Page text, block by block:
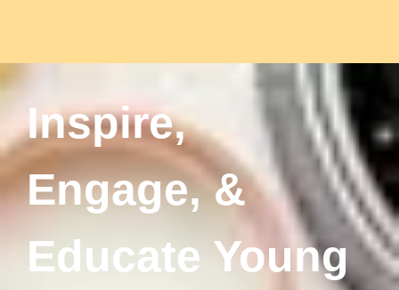
Inspire,
Engage, &
Educate Young